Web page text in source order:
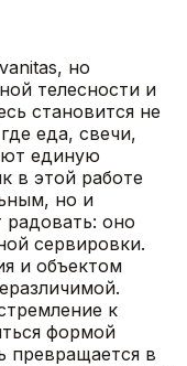
но
телесности и
становится не
еда, свечи,
единую
в этой работе
но и
радовать: оно
сервировки.
и объектом
к
формой
превращается в